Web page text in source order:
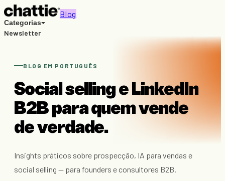
Blog
Categorias
Newsletter
PTEN
Conhecer o Chattie →
BLOG EM PORTUGUÊS
Social selling e LinkedIn
B2B para quem vende
de verdade.
Insights práticos sobre prospecção, IA para vendas e
social selling — para founders e consultores B2B.